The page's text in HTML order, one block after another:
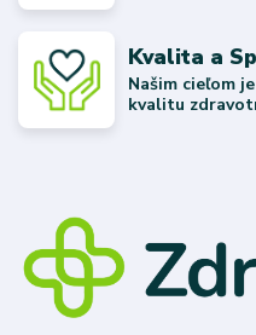
Kvalita a
Našim cieľom
kvalitu